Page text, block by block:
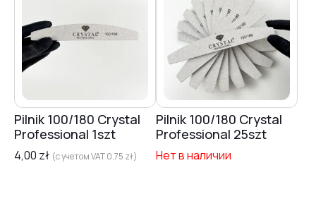
Pilnik 100/180 Crystal
Professional 1szt
4,00 zł (с учетом VAT0,75 zł)
Pilnik 100/180 Crystal
Professional 25szt
Нет в наличии